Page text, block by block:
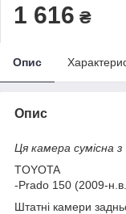
1 616 ₴
Опис
Опис
Ця камера сумісна
TOYOTA
-Prado 150 (2009-
Штатні камери